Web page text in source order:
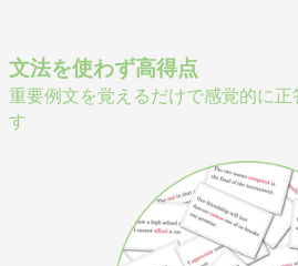
文法を使わず高得点
重要例文を覚えるだけで感覚的に正
す